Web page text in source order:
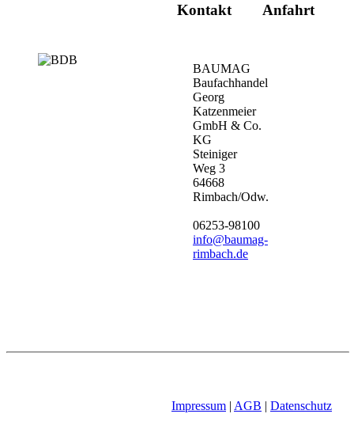
Kontakt
BAUMAG
Baufachhandel
Georg
Katzenmeier
GmbH & Co.
KG
Steiniger
Weg 3
64668
Rimbach/Odw.
06253-98100
info@baumag-
rimbach.de
Anfahrt
Impressum | AGB | Datenschutz